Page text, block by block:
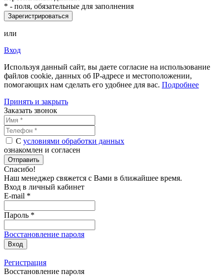
* - поля, обязательные для заполнения
Зарегистрироваться
или
Вход
Используя данный сайт, вы даете согласие на использование
файлов cookie, данных об IP-адресе и местоположении,
помогающих нам сделать его удобнее для вас. Подробнее
Принять и закрыть
Заказать звонок
С условиями обработки данных
ознакомлен и согласен
Отправить
Спасибо!
Наш менеджер свяжется с Вами в ближайшее время.
Вход в личный кабинет
E-mail *
Пароль *
Восстановление пароля
Вход
Регистрация
Восстановление пароля